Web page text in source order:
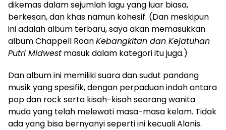
dikemas dalam sejumlah lagu yang luar biasa,
berkesan, dan khas namun kohesif. (Dan meskipun
ini adalah album terbaru, saya akan memasukkan
album Chappell RoanKebangkitan dan Kejatuhan
Putri Midwest masuk dalam kategori itu juga.)
Dan album ini memiliki suara dan sudut pandang
musik yang spesifik, dengan perpaduan indah antara
pop dan rock serta kisah-kisah seorang wanita
muda yang telah melewati masa-masa kelam. Tidak
ada yang bisa bernyanyi seperti ini kecuali Alanis.